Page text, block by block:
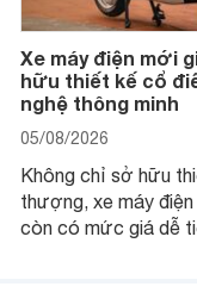
Xe máy điện mới
hữu thiết kế cổ
nghệ thông minh
05/08/2026
Không chỉ sở hữu
thượng, xe máy
còn có mức giá dễ